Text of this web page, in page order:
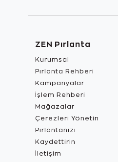
ZEN Pırlanta
Kurumsal
Pırlanta Rehberi
Kampanyalar
İşlem Rehberi
Mağazalar
Çerezleri Yönetin
Pırlantanızı
Kaydettirin
İletişim